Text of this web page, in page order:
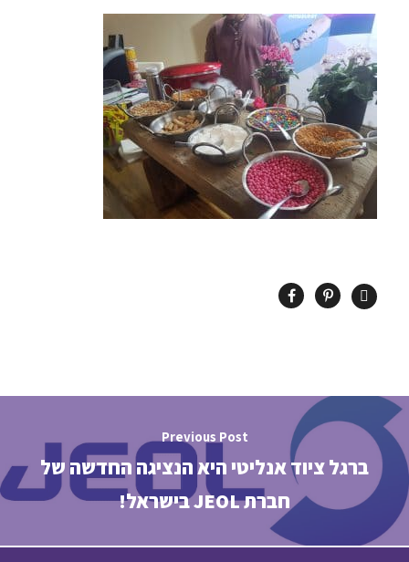
Previous Post
ברגל ציוד אנליטי היא הנציגה החדשה של
חברת JEOL בישראל!